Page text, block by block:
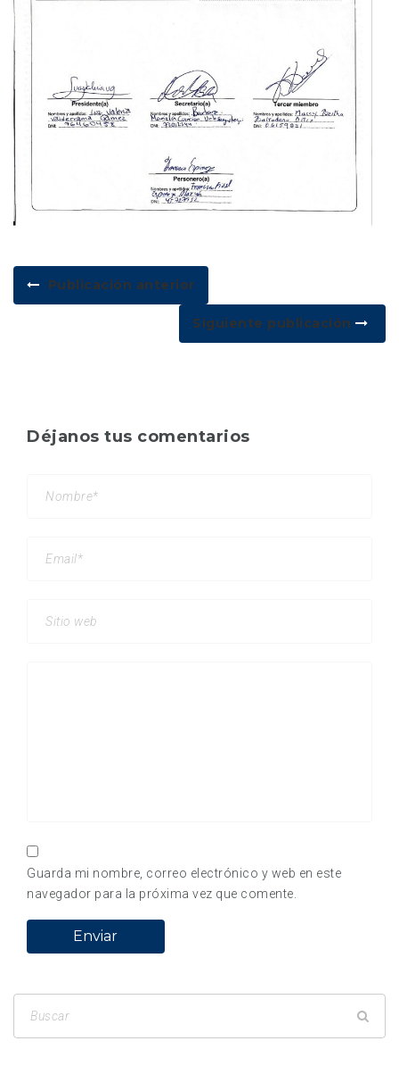
Publicación anterior
Siguiente publicación
Déjanos tus comentarios
Guarda mi nombre, correo electrónico y web en este
navegador para la próxima vez que comente.